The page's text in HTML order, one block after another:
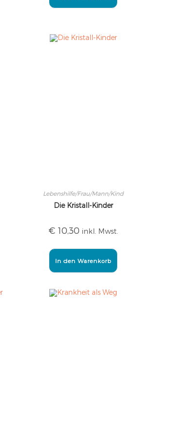
Lebenshilfe/Frau/Mann/Kind
Die Kristall-Kinder
€ 10,30 inkl. Mwst.
In den Warenkorb